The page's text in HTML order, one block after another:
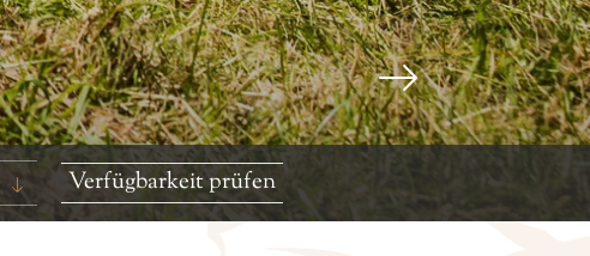
Verfügbarkeit prüfen